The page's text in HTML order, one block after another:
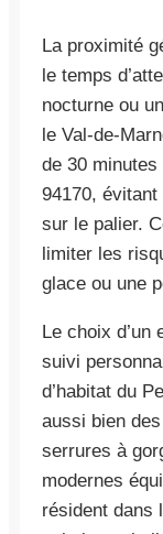
La proximité
le temps
nocturne ou
le Val-de-
de 30
94170,
sur le palier.
limiter les
glace ou une
Le choix d’un
suivi
d’habitat du
aussi bien
serrures à
modernes
résident dans